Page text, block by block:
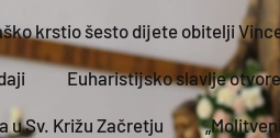
krstio šesto dijete obitelji
Euharistijsko slavlje
u Sv. Križu Začretju